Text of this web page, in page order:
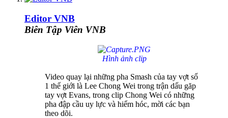
Editor VNB
Biên Tập Viên VNB
Hình ảnh clip
Video quay lại những pha Smash của tay vợt số
1 thế giới là Lee Chong Wei trong trận dấu găp
tay vợt Evans, trong clip Chong Wei có những
pha đập cầu uy lực và hiểm hóc, mời các bạn
theo dõi.